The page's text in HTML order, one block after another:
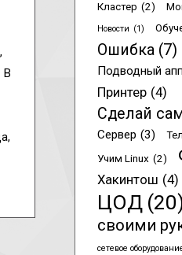
В
Кластер (2)
Новости (1)
Ошибка (7)
Подводный
Принтер (4)
Сделай
Сервер (3)
Учим Linux (2)
Хакинтош (4)
ЦОД
своими
сетевое